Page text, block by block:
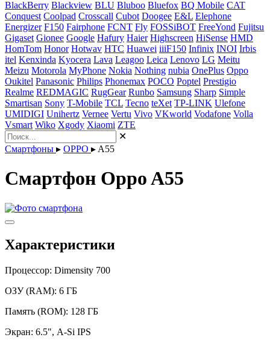
BlackBerry Blackview BLU Bluboo Bluefox BQ Mobile CAT
Conquest Coolpad Crosscall Cubot Doogee E&L Elephone
Energizer F150 Fairphone FCNT Fly FOSSiBOT FreeYond Fujitsu
Gigaset Gionee Google Hafury Haier Highscreen HiSense HMD
HomTom Honor Hotwav HTC Huawei iiiF150 Infinix INOI Irbis
itel Kenxinda Kyocera Lava Leagoo Leica Lenovo LG Meitu
Meizu Motorola MyPhone Nokia Nothing nubia OnePlus Oppo
Oukitel Panasonic Philips Phonemax POCO Poptel Prestigio
Realme REDMAGIC RugGear Runbo Samsung Sharp Simple
Smartisan Sony T-Mobile TCL Tecno teXet TP-LINK Ulefone
UMIDIGI Unihertz Vernee Vertu Vivo VKworld Vodafone Volla
Vsmart Wiko Xgody Xiaomi ZTE
✕
Смартфоны ▸ OPPO ▸ A55
Смартфон Oppo A55
Характеристики
Процессор: Dimensity 700
ОЗУ (RAM): 6 ГБ
Память (ROM): 128 ГБ
Экран: 6.5", A-Si IPS